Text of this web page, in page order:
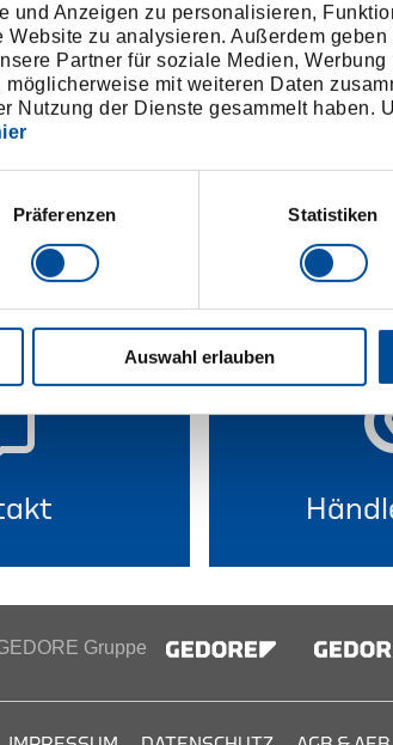
und Anzeigen zu personalisieren,
Website zu analysieren. Außerdem
Partner für soziale Medien,
möglicherweise mit weiteren Daten
Nutzung der Dienste gesammelt haben.
Präferenzen Statistiken
Auswahl erlauben
Gruppe